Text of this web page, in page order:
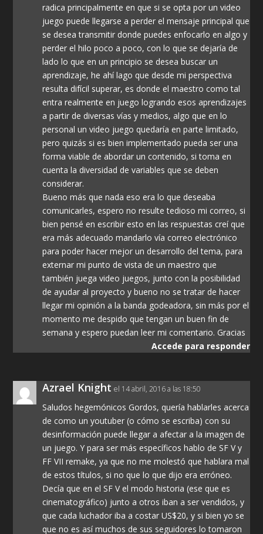
radica principalmente en que si se opta por un video
juego puede llegarse a perder el mensaje principal que
se desea transmitir donde puedes enfocarlo en algo y
perder el hilo poco a poco, con lo que se dejaría de
lado lo que en un principio se desea buscar un
aprendizaje, he ahí lago que desde mi perspectiva
resulta difícil superar, es donde el maestro como tal
entra realmente en juego logrando esos aprendizajes
a partir de diversas vías y medios, algo que en lo
personal un video juego quedaría en parte limitado,
pero quizás si es bien implementado pueda ser una
forma viable de abordar un contenido, si toma en
cuenta la diversidad de variables que se deben
considerar.
Bueno más que nada eso era lo que deseaba
comunicarles, espero no resulte tedioso mi correo, si
bien pensé en escribir esto en las respuestas creí que
era más adecuado mandarlo vía correo electrónico
para poder hacer mejor un desarrollo del tema, para
externar mi punto de vista de un maestro que
también juega video juegos, junto con la posibilidad
de ayudar al proyecto y bueno no se tratar de hacer
llegar mi opinión a la banda godeadora, sin más por el
momento me despido que tengan un buen fin de
semana y espero puedan leer mi comentario. Gracias
Accede para responder
Azrael Knight el 14 abril, 2016 a las 18:50
Saludos hegemónicos Gordos, quería hablarles acerca
de como un youtuber (o cómo se escriba) con su
desinformación puede llegar a afectar a la imagen de
un juego. Y para ser más específicos hablo de SF V y
FF VII remake, ya que no me molestó que hablara mal
de estos títulos, si no que lo que dijo era erróneo.
Decía que en el SF V el modo historia (ese que es
cinematográfico) junto a otros iban a ser vendidos, y
que cada luchador iba a costar US$20, y si bien yo se
que no es así muchos de sus seguidores lo tomaron